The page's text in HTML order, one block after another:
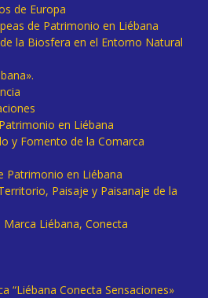
de Europa
de Patrimonio en Liébana
la Biosfera en el Entorno Natural
en Liébana
y Fomento de la Comarca
Patrimonio en Liébana
Paisaje y Paisanaje de la
Liébana, Conecta
“Liébana Conecta Sensaciones»